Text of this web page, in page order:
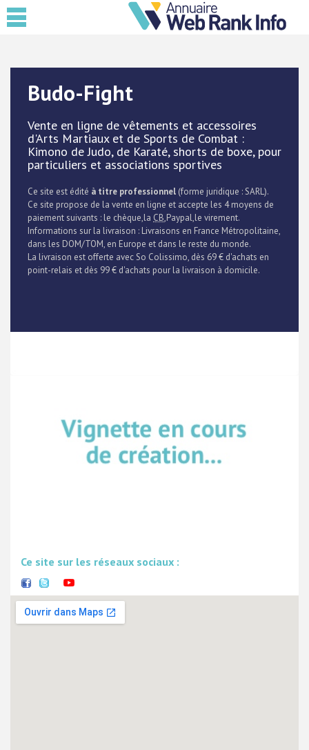
Budo-Fight
Vente en ligne de vêtements et accessoires
d'Arts Martiaux et de Sports de Combat :
Kimono de Judo, de Karaté, shorts de boxe, pour
particuliers et associations sportives
Ce site est édité à titre professionnel (forme juridique : SARL).
Ce site propose de la vente en ligne et accepte les 4 moyens de
paiement suivants : le chèque,la CB,Paypal,le virement.
Informations sur la livraison : Livraisons en France Métropolitaine,
dans les DOM/TOM, en Europe et dans le reste du monde.
La livraison est offerte avec So Colissimo, dès 69 € d'achats en
point-relais et dès 99 € d'achats pour la livraison à domicile.
Ce site sur les réseaux sociaux :